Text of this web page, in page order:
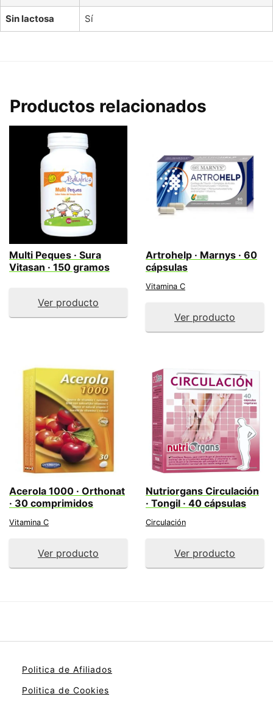
Sin lactosa Sí
Productos relacionados
Multi Peques · Sura
Vitasan · 150 gramos
Ver producto
Artrohelp · Marnys · 60
cápsulas
Vitamina C
Ver producto
Acerola 1000 · Orthonat
· 30 comprimidos
Vitamina C
Ver producto
Nutriorgans Circulación
· Tongil · 40 cápsulas
Circulación
Ver producto
Politica de Afiliados
Politica de Cookies